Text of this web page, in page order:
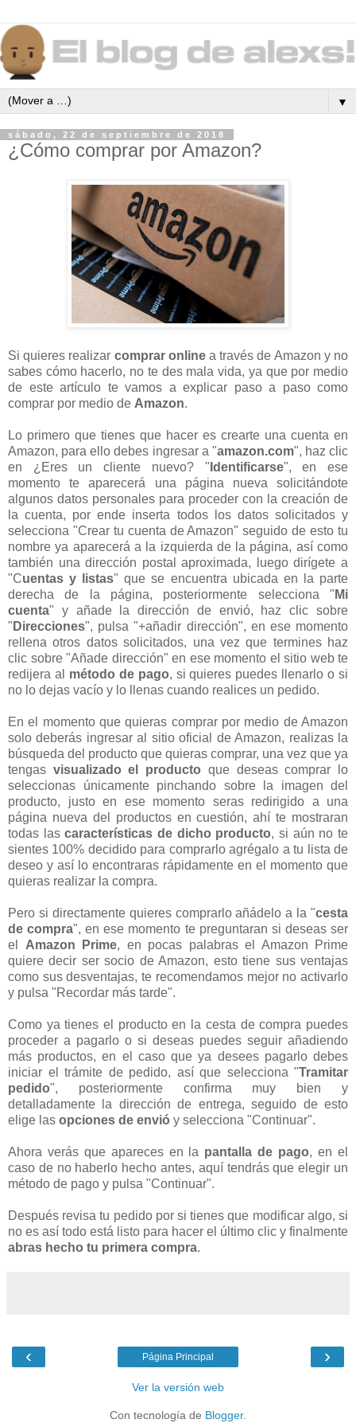
▼
sábado, 22 de septiembre de 2018
¿Cómo comprar por Amazon?
Si quieres realizar comprar onlinea través de Amazon y no
sabes cómo hacerlo, no te des mala vida, ya que por medio
de este artículo te vamos a explicar paso a paso como
comprar por medio de Amazon.
Lo primero que tienes que hacer es crearte una cuenta en
Amazon, para ello debes ingresar a "amazon.com", haz clic
en ¿Eres un cliente nuevo? " Identificarse", en ese
momento te aparecerá una página nueva solicitándote
algunos datos personales para proceder con la creación de
la cuenta, por ende inserta todos los datos solicitados y
selecciona "Crear tu cuenta de Amazon" seguido de esto tu
nombre ya aparecerá a la izquierda de la página, así como
también una dirección postal aproximada, luego dirígete a
"Cuentas y listas" que se encuentra ubicada en la parte
derecha de la página, posteriormente selecciona " Mi
cuenta" y añade la dirección de envió, haz clic sobre
" Direcciones", pulsa "+añadir dirección", en ese momento
rellena otros datos solicitados, una vez que termines haz
clic sobre "Añade dirección" en ese momento el sitio web te
redijera al método de pago, si quieres puedes llenarlo o si
no lo dejas vacío y lo llenas cuando realices un pedido.
En el momento que quieras comprar por medio de Amazon
solo deberás ingresar al sitio oficial de Amazon, realizas la
búsqueda del producto que quieras comprar, una vez que ya
tengas visualizado el producto que deseas comprar lo
seleccionas únicamente pinchando sobre la imagen del
producto, justo en ese momento seras redirigido a una
página nueva del productos en cuestión, ahí te mostraran
todas lascaracterísticas de dicho producto, si aún no te
sientes 100% decidido para comprarlo agrégalo a tu lista de
deseo y así lo encontraras rápidamente en el momento que
quieras realizar la compra.
Pero si directamente quieres comprarlo añádelo a la "cesta
de compra", en ese momento te preguntaran si deseas ser
el Amazon Prime, en pocas palabras el Amazon Prime
quiere decir ser socio de Amazon, esto tiene sus ventajas
como sus desventajas, te recomendamos mejor no activarlo
y pulsa "Recordar más tarde".
Como ya tienes el producto en la cesta de compra puedes
proceder a pagarlo o si deseas puedes seguir añadiendo
más productos, en el caso que ya desees pagarlo debes
iniciar el trámite de pedido, así que selecciona "Tramitar
pedido", posteriormente confirma muy bien y
detalladamente la dirección de entrega, seguido de esto
elige las opciones de envió y selecciona "Continuar".
Ahora verás que apareces en la pantalla de pago, en el
caso de no haberlo hecho antes, aquí tendrás que elegir un
método de pago y pulsa "Continuar".
Después revisa tu pedido por si tienes que modificar algo, si
no es así todo está listo para hacer el último clic y finalmente
abras hecho tu primera compra.
‹ ›
Página Principal
Ver la versión web
Con tecnología de Blogger.